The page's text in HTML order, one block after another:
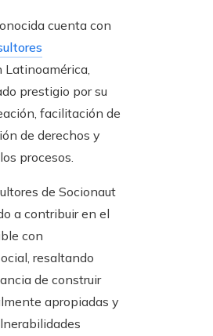
cuenta con
Latinoamérica,
prestigio por su
facilitación de
de derechos y
procesos.
de Socionaut
a contribuir en el
con
resaltando
de construir
apropiadas y